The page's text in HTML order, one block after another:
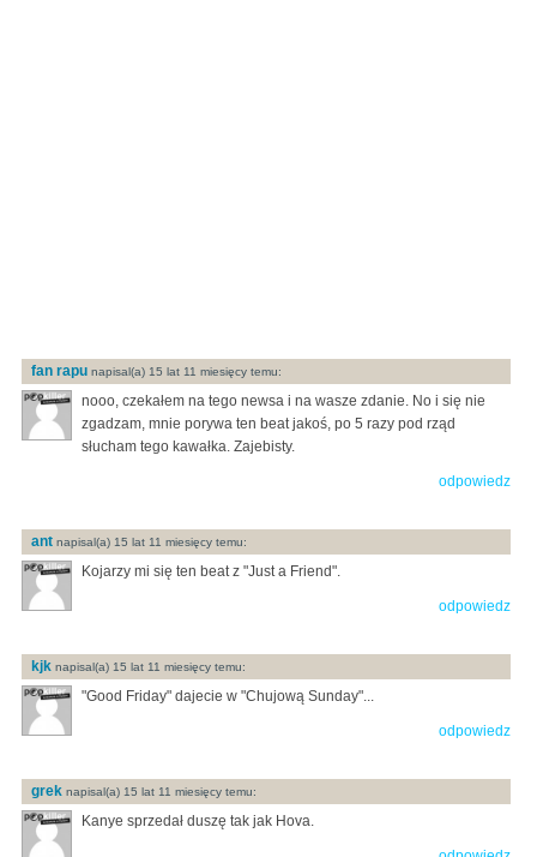
fan rapu napisal(a) 15 lat 11 miesięcy temu:
nooo, czekałem na tego newsa i na wasze zdanie. No i się nie
zgadzam, mnie porywa ten beat jakoś, po 5 razy pod rząd
słucham tego kawałka. Zajebisty.
odpowiedz
ant napisal(a) 15 lat 11 miesięcy temu:
Kojarzy mi się ten beat z "Just a Friend".
odpowiedz
kjk napisal(a) 15 lat 11 miesięcy temu:
"Good Friday" dajecie w "Chujową Sunday"...
odpowiedz
grek napisal(a) 15 lat 11 miesięcy temu:
Kanye sprzedał duszę tak jak Hova.